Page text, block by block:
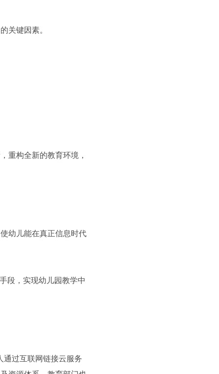
关键因素。
重构全新的教育环境，
幼儿能在真正信息时代
段，实现幼儿园教学中
通过互联网链接云服务